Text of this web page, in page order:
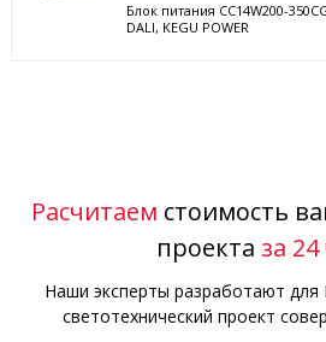
Блок питания CC14W200-
DALI, KEGU POWER
Расчитаем стоимость
проекта за 24
Наши эксперты разработают для
светотехнический проект